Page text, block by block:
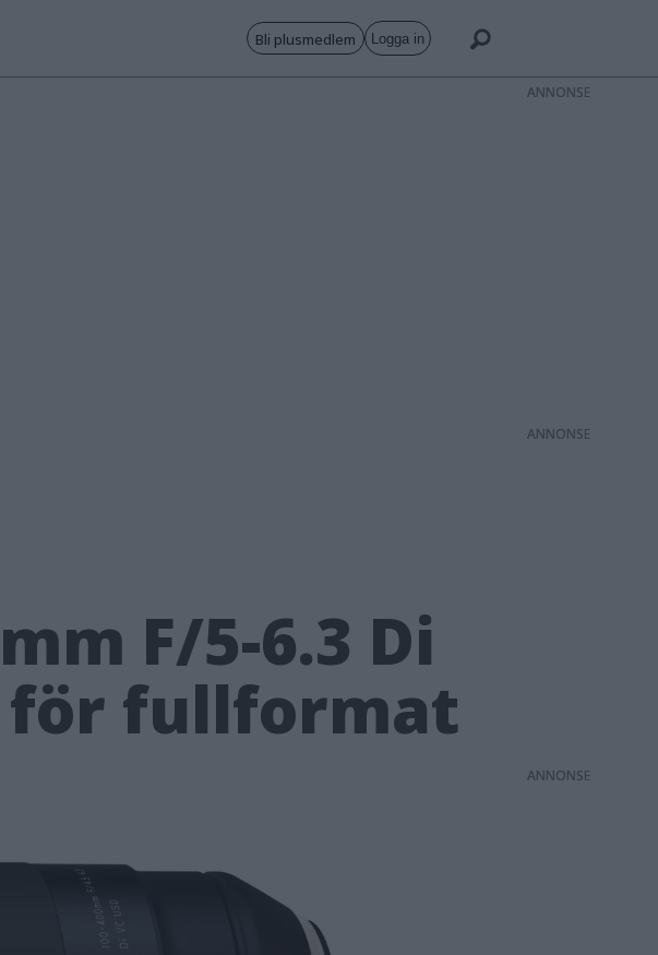
Bli plusmedlem Logga in
F/5-6.3 Di
för fullformat
ANNONS
ANNONS
ANNONS